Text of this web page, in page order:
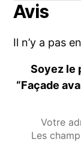
Avis
Il n’y a pas
Soyez le
“Façade
Votre
Les